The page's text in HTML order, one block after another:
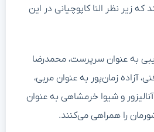
زیر نظر النا کاپوچیانی در این
به عنوان سرپرست، محمدرضا
آزاده زمان‌پور به عنوان مربی،
و شیوا خرمشاهی به عنوان
را همراهی می‌کنند.